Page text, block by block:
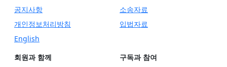
공지사항
개인정보처리방침
English
소송자료
입법자료
회원과 함께
구독과 참여